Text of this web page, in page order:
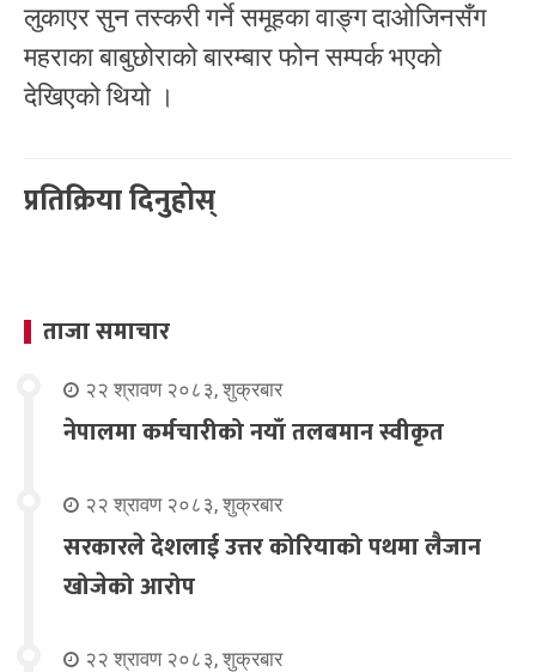
लुकाएर सुन तस्करी गर्ने समूहका वाङ्ग दाओजिनसँग
महराका बाबुछोराको बारम्बार फोन सम्पर्क भएको
देखिएको थियो ।
प्रतिक्रिया दिनुहोस्
ताजा समाचार
२२ श्रावण २०८३, शुक्रबार
नेपालमा कर्मचारीको नयाँ तलबमान स्वीकृत
२२ श्रावण २०८३, शुक्रबार
सरकारले देशलाई उत्तर कोरियाको पथमा लैजान
खोजेको आरोप
२२ श्रावण २०८३, शुक्रबार